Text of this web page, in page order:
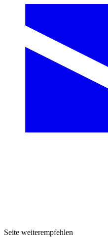
Seite weiterempfehlen